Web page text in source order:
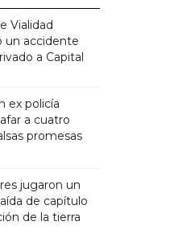
Vialidad
un accidente
a Capital
ex policía
a cuatro
promesas
jugaron un
de capítulo
de la tierra